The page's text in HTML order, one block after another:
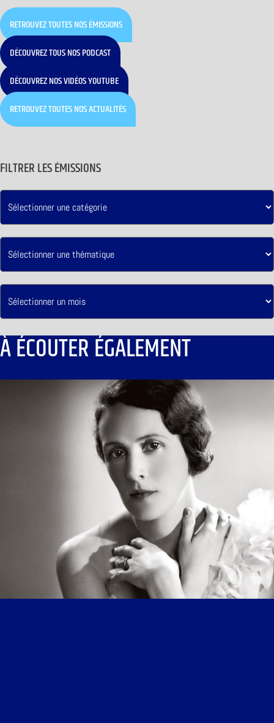
RETROUVEZ TOUTES NOS ÉMISSIONS
DÉCOUVREZ TOUS NOS PODCAST
DÉCOUVREZ NOS VIDÉOS YOUTUBE
RETROUVEZ TOUTES NOS ACTUALITÉS
FILTRER LES ÉMISSIONS
À ÉCOUTER ÉGALEMENT